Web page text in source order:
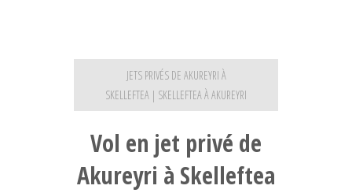
JETS PRIVÉS DE AKUREYRI À
SKELLEFTEA | SKELLEFTEA À AKUREYRI
Vol en jet privé de
Akureyri à Skelleftea